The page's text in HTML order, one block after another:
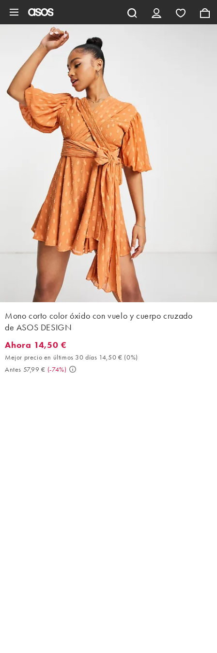
Mono corto color óxido con vuelo y cuerpo cruzado
de ASOS DESIGN
Ahora 14,50 €. Mejor precio en últimos 30 días 14,50 € (0%).
Ahora 14,50 €
Mejor precio en últimos 30 días 14,50 € (0%)
Antes 57,99 € (-74%)